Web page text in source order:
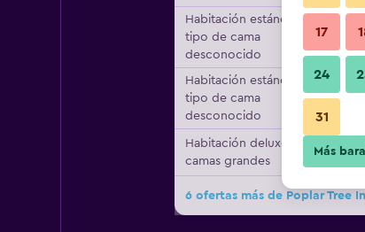
Habitación estándar,
tipo de cama
desconocido
Habitación estándar,
tipo de cama
desconocido
Habitación deluxe, 2
camas grandes
6 ofertas más de Poplar Tree
17
24
31
Más